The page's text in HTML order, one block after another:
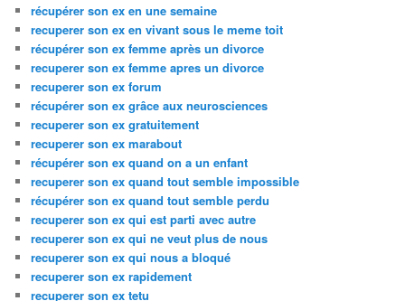
récupérer son ex en une semaine
recuperer son ex en vivant sous le meme toit
récupérer son ex femme après un divorce
recuperer son ex femme apres un divorce
recuperer son ex forum
récupérer son ex grâce aux neurosciences
recuperer son ex gratuitement
recuperer son ex marabout
récupérer son ex quand on a un enfant
recuperer son ex quand tout semble impossible
récupérer son ex quand tout semble perdu
recuperer son ex qui est parti avec autre
recuperer son ex qui ne veut plus de nous
recuperer son ex qui nous a bloqué
recuperer son ex rapidement
recuperer son ex tetu